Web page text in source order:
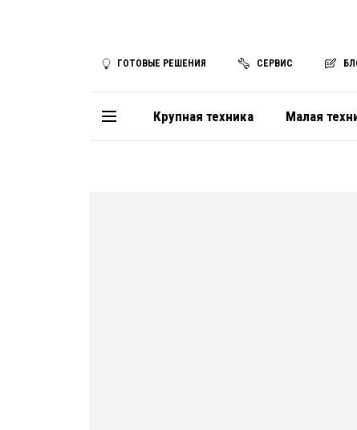
ГОТОВЫЕ РЕШЕНИЯ СЕРВИС
Крупная техника Малая